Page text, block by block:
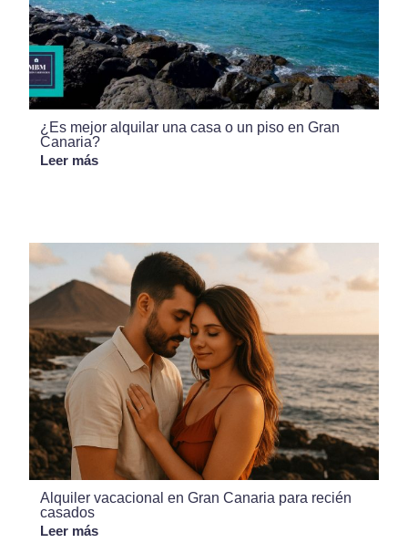
¿Es mejor alquilar una casa o un piso en Gran
Canaria?
Leer más
Alquiler vacacional en Gran Canaria para recién
casados
Leer más